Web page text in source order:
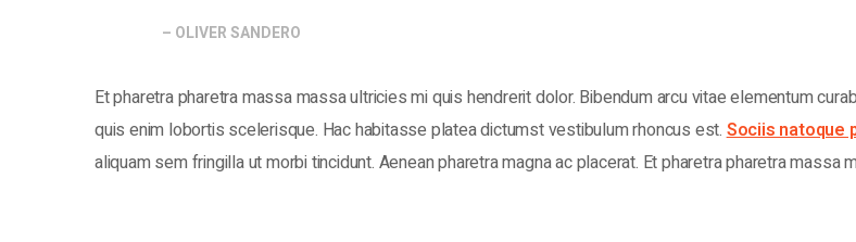
– OLIVER SANDERO
Et pharetra pharetra massa massa ultricies mi quis hendrerit dolor. Bibendum arcu vitae elementum
quis enim lobortis scelerisque. Hac habitasse platea dictumst vestibulum rhoncus est.Sociis natoque
aliquam sem fringilla ut morbi tincidunt. Aenean pharetra magna ac placerat. Et pharetra pharetra massa